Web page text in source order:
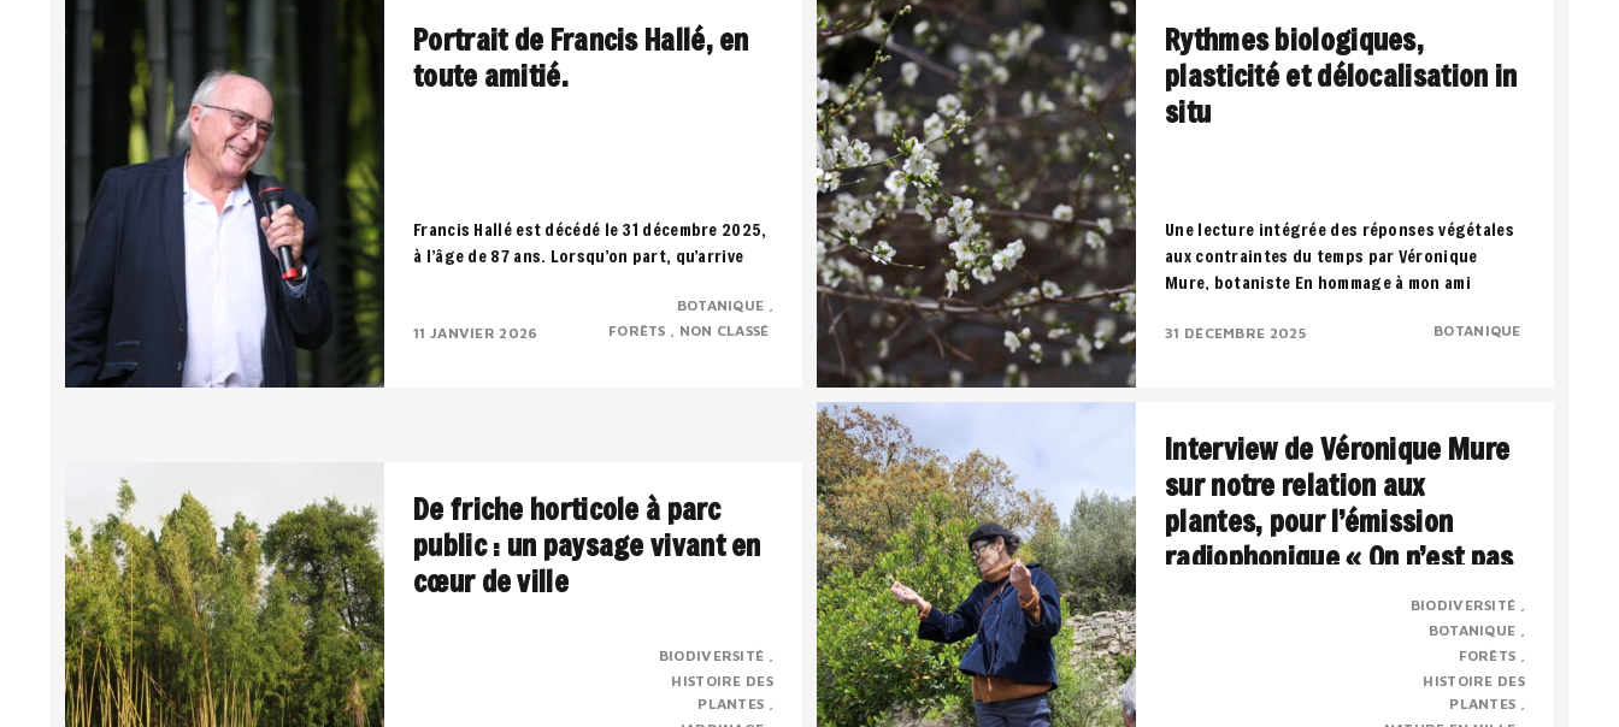
Portrait de Francis Hallé, en
toute amitié.
Francis Hallé est décédé le 31 décembre 2025,
à l’âge de 87 ans. Lorsqu’on part, qu’arrive
11 JANVIER 2026
BOTANIQUE
FORÊTS
NON CLASSÉ
Rythmes biologiques,
plasticité et délocalisation in
situ
Une lecture intégrée des réponses végétales
aux contraintes du temps par Véronique
Mure, botaniste En hommage à mon ami
31 DÉCEMBRE 2025 BOTANIQUE
De friche horticole à parc
public : un paysage vivant en
cœur de ville
Une pépinière urbaine transformée en parc
BIODIVERSITÉ
HISTOIRE DES
PLANTES
Interview de Véronique Mure
sur notre relation aux
plantes, pour l’émission
radiophonique « On n’est pas
sorti des ronces » par Jordan
Herlem – novembre 2022.
Présentation : Véronique MURE est botaniste
BIODIVERSITÉ
BOTANIQUE
FORÊTS
HISTOIRE DES
PLANTES